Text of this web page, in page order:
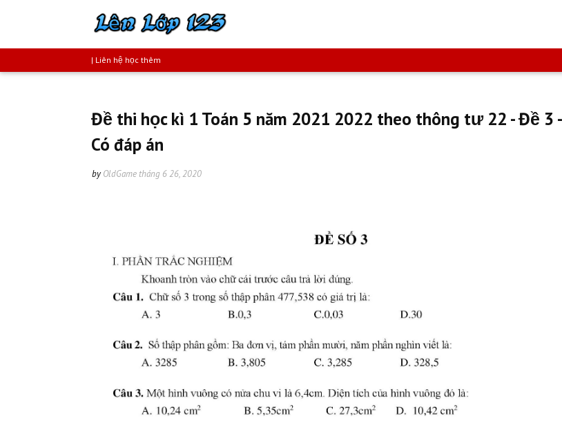
| Liên hệ học thêm
Đề thi học kì 1 Toán 5 năm 2021 2022 theo thông tư 22 - Đề 3 -
Có đáp án
by OldGame tháng 6 26, 2020